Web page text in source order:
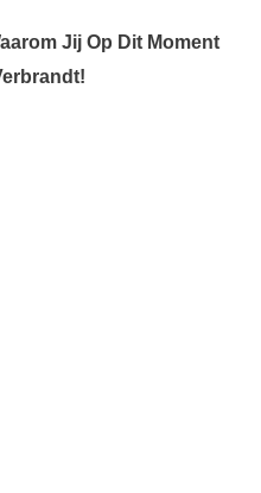
Jij Op Dit Moment